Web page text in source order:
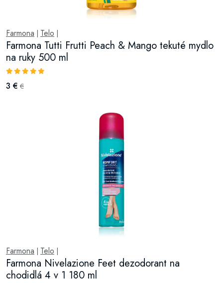
Farmona Telo
Farmona Tutti Frutti Peach & Mango tekuté mydlo
na ruky 500 ml
3 € €
Farmona Telo
Farmona Nivelazione Feet dezodorant na
chodidlá 4 v 1 180 ml